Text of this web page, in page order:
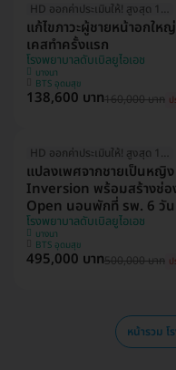
HD ออกค่าประเมินให้! สูงสุด 1500 บ.
แก้ไขภาวะผู้ชายหน้าอกใ
เคสทำครั้งแรก
โรงพยาบาลดับเบิลยูไอเอช
บางนา
BTS อุดมสุข
138,600 บาท160,000 บาท
HD ออกค่าประเมินให้! สูงสุด 1500 บ.
แปลงเพศจากชายเป็นหญิ
Inversion พร้อมสร้างช่อ
Open นอนพักที่ รพ. 6 วั
โรงพยาบาลดับเบิลยูไอเอช
บางนา
BTS อุดมสุข
495,000 บาท500,000 บาท
หน้ารวม โ